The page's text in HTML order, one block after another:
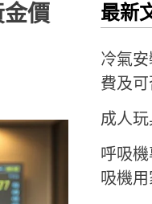
價
最新
冷氣
費及
成人
呼吸
吸機